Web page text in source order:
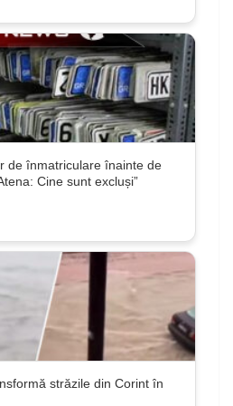
de înmatriculare înainte de
Cine sunt excluși”
străzile din Corint în